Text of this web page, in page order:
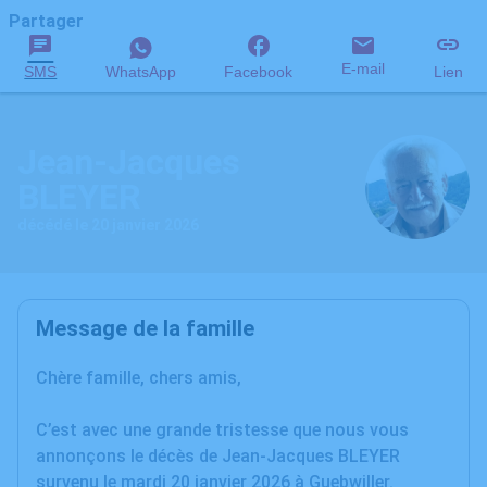
Partager
SMS WhatsApp Facebook E-mail Lien
Message de la famille
Chère famille, chers amis,
C’est avec une grande tristesse que nous vous
annonçons le décès de Jean-Jacques BLEYER
survenu le mardi 20 janvier 2026 à Guebwiller.